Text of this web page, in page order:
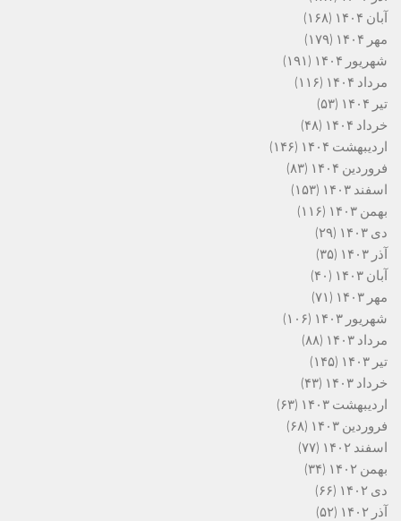
آبان ۱۴۰۴
(۱۶۸)
مهر ۱۴۰۴
(۱۷۹)
شهریور ۱۴۰۴
(۱۹۱)
مرداد ۱۴۰۴
(۱۱۶)
تیر ۱۴۰۴
(۵۳)
خرداد ۱۴۰۴
(۴۸)
اردیبهشت ۱۴۰۴
(۱۴۶)
فروردین ۱۴۰۴
(۸۳)
اسفند ۱۴۰۳
(۱۵۳)
بهمن ۱۴۰۳
(۱۱۶)
دی ۱۴۰۳
(۲۹)
آذر ۱۴۰۳
(۳۵)
آبان ۱۴۰۳
(۴۰)
مهر ۱۴۰۳
(۷۱)
شهریور ۱۴۰۳
(۱۰۶)
مرداد ۱۴۰۳
(۸۸)
تیر ۱۴۰۳
(۱۴۵)
خرداد ۱۴۰۳
(۴۳)
اردیبهشت ۱۴۰۳
(۶۳)
فروردین ۱۴۰۳
(۶۸)
اسفند ۱۴۰۲
(۷۷)
بهمن ۱۴۰۲
(۳۴)
دی ۱۴۰۲
(۶۶)
آذر ۱۴۰۲
(۵۲)